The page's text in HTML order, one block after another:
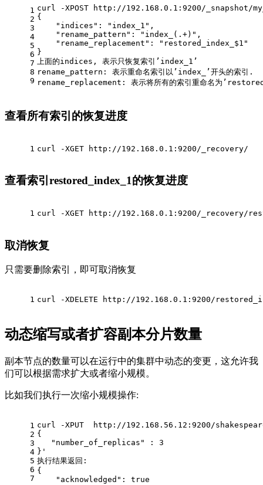
1
2
3
4
5
6
7
8
9
curl -XPOST http://192.168.0.1:9200/_snapshot/
{
    "indices": "index_1",
    "rename_pattern": "index_(.+)",
    "rename_replacement": "restored_index_$1"
}
上面的indices, 表示只恢复索引’index_1’
rename_pattern: 表示重命名索引以’index_’开头的索引.
rename_replacement: 表示将所有的索引重命名为
查看所有索引的恢复进度
1 curl -XGET http://192.168.0.1:9200/_recovery/
查看索引restored_index_1的恢复进度
1 curl -XGET http://192.168.0.1:9200/_recovery/
取消恢复
只需要删除索引，即可取消恢复
1 curl -XDELETE http://192.168.0.1:9200/
动态缩写或者扩容副本分片数量
副本节点的数量可以在运行中的集群中动态的变更，这允许我
们可以根据需求扩大或者缩小规模。
比如我们执行一次缩小规模操作:
1
2
3
4
5
6
7
curl -XPUT  http://192.168.56.12:9200/
{
   "number_of_replicas" : 3
}'
执行结果返回:
{
    "acknowledged": true